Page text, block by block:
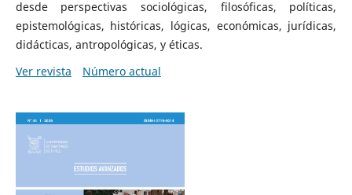
desde perspectivas sociológicas, filosóficas, políticas,
epistemológicas, históricas, lógicas, económicas, jurídicas,
didácticas, antropológicas, y éticas.
Ver revista
Número actual